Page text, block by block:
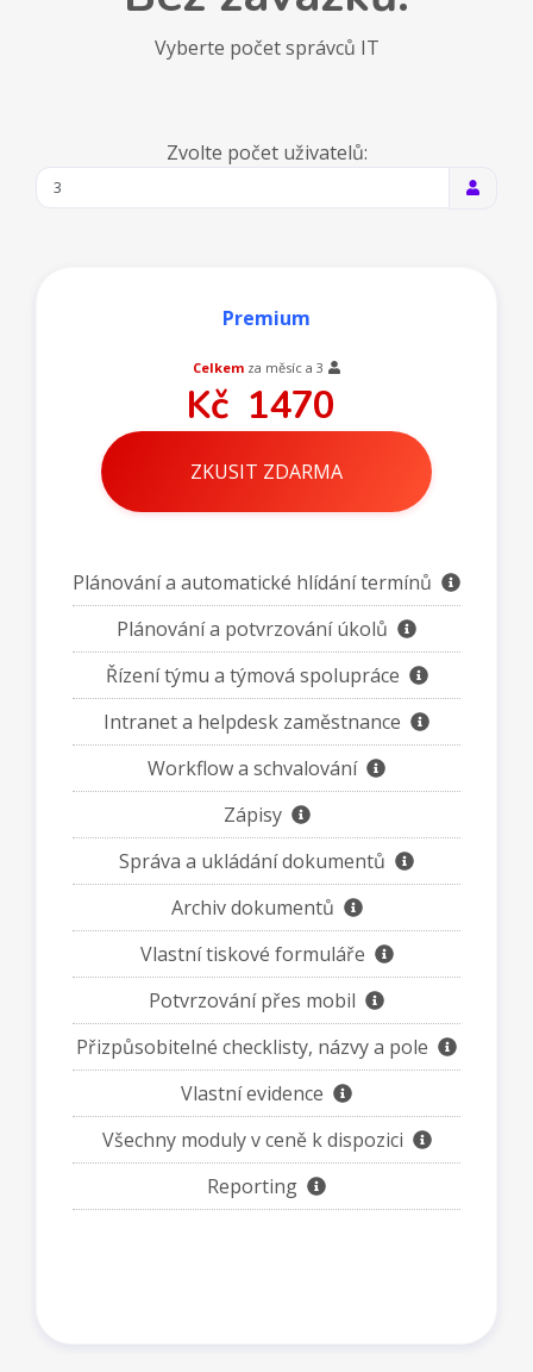
Vyberte počet správců IT
Zvolte počet uživatelů:
Premium
Celkem za měsíc a3
Kč 1470
ZKUSIT ZDARMA
Plánování a automatické hlídání termínů
Plánování a potvrzování úkolů
Řízení týmu a týmová spolupráce
Intranet a helpdesk zaměstnance
Workflow a schvalování
Zápisy
Správa a ukládání dokumentů
Archiv dokumentů
Vlastní tiskové formuláře
Potvrzování přes mobil
Přizpůsobitelné checklisty, názvy a pole
Vlastní evidence
Všechny moduly v ceně k dispozici
Reporting